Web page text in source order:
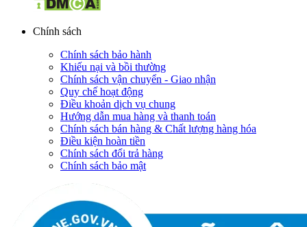
Chính sách
Chính sách bảo hành
Khiếu nại và bồi thường
Chính sách vận chuyển - Giao nhận
Quy chế hoạt động
Điều khoản dịch vụ chung
Hướng dẫn mua hàng và thanh toán
Chính sách bán hàng & Chất lượng hàng hóa
Điều kiện hoàn tiền
Chính sách đổi trả hàng
Chính sách bảo mật